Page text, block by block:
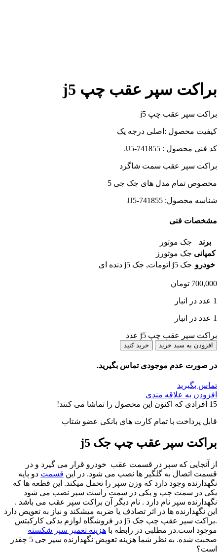
براکت سپر عقب چپ j5
براکت سپر عقب چپ j5
کیفیت محصول :اصلی درجه یک
کد فنی محصول : JJ5-741855
براکت سپر عقب سمت شاگرد
مخصوص تمام مدل های جک جی 5
شناسه محصول: JJ5-741855
مشخصات فنی
برند
جک موتور
کمپانی جک موتورز
خودرو جک j5 اتومات , جک j5 دنده ای
700,000 تومان
1 عدد در انبار
1 عدد در انبار
براکت سپر عقب چپ j5 عدد
افزودن به سبد خرید خرید کنید
در صورت عدم موجودی تماس بگیرید.
تماس بگیرید
افزودن به علاقه مندی
15 افرادی که اکنون این محصول را تماشا می کنند!
قابل پرداخت با تمام کارت های بانکی عضو شتاب
براکت سپر عقب چپ جک j5
از آنجایی که سپر در قسمت عقب خودرو قرار می گیرد و در
قسمت اتصال به گلگیر ها نصب می شود. در این قسمت دو پایه
نگهدارنده وجود دارد که وزن سپر را تحمل میکند. این قطعه ها که
یکی در سمت چپ و یکی در سمت راست سپر نصب می شود
نگهدارنده سپر نام دارد . نام دیگر آن براکت سپر عقب می باشد .
این نگهدارنده ها در اثر تصادف یا ضربه میشکند و نیاز به تعویض دارد
.براکت سپر عقب چپ جک j5 در فروشگاه لوازم یدکی کارکیتس
موجود است.در مطلبی در رابطه با هزینه تعمیر سپر شکسته
صحبت شده. به نظر شما هزینه تعویض نگهدارنده سپر جی 5 چقدر
است؟